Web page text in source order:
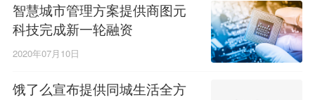
智慧城市管理方案提供商图元
科技完成新一轮融资
2020年07月10日
饿了么宣布提供同城生活全方